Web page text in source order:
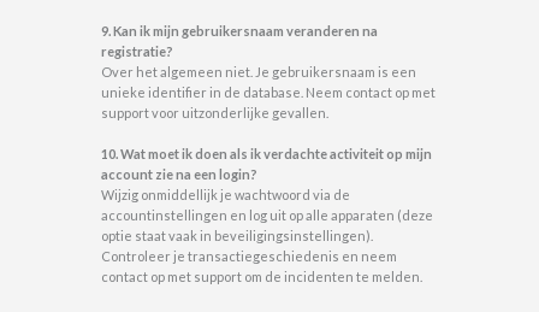
9. Kan ik mijn gebruikersnaam veranderen na
registratie?
Over het algemeen niet. Je gebruikersnaam is een
unieke identifier in de database. Neem contact op met
support voor uitzonderlijke gevallen.
10. Wat moet ik doen als ik verdachte activiteit op mijn
account zie na een login?
Wijzig onmiddellijk je wachtwoord via de
accountinstellingen en log uit op alle apparaten (deze
optie staat vaak in beveiligingsinstellingen).
Controleer je transactiegeschiedenis en neem
contact op met support om de incidenten te melden.